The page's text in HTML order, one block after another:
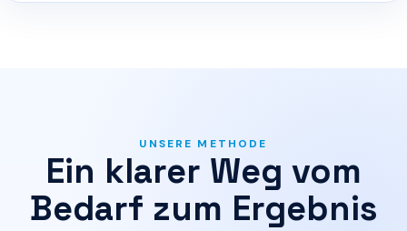
UNSERE METHODE
Ein klarer Weg vom
Bedarf zum Ergebnis